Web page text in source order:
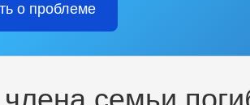
о проблеме
семьи